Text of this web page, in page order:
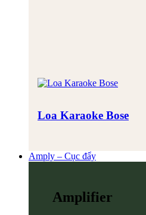
Loa Karaoke Bose
Amply – Cục đẩy
Amplifier